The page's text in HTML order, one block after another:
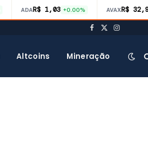
ADAR$ 1,03 +0.00% AVAXR$
Facebook
X
Altcoins Mineração